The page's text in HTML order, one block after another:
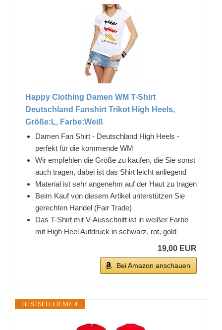
Happy Clothing Damen WM T-Shirt
Deutschland Fanshirt Trikot High Heels,
Größe:L, Farbe:Weiß
Damen Fan Shirt - Deutschland High Heels -
perfekt für die kommende WM
Wir empfehlen die Größe zu kaufen, die Sie sonst
auch tragen, dabei ist das Shirt leicht anliegend
Material ist sehr angenehm auf der Haut zu tragen
Beim Kauf von diesem Artikel unterstützen Sie
gerechten Handel (Fair Trade)
Das T-Shirt mit V-Ausschnitt ist in weißer Farbe
mit High Heel Aufdruck in schwarz, rot, gold
19,00 EUR
Bei Amazon anschauen
BESTSELLER NR. 4